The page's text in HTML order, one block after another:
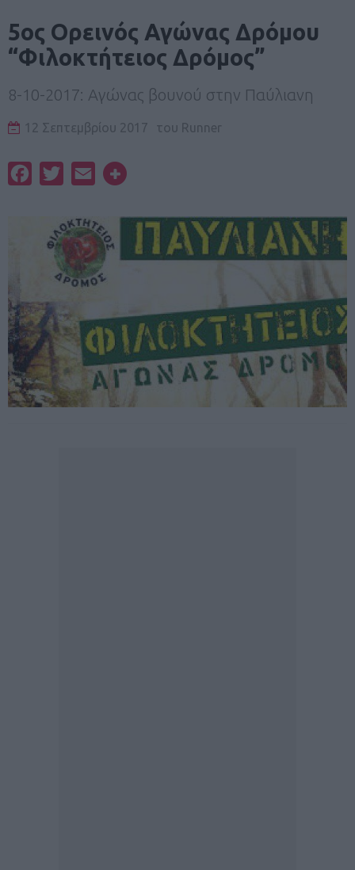
5ος Ορεινός Αγώνας Δρόμου
“Φιλοκτήτειος Δρόμος”
8-10-2017: Αγώνας βουνού στην Παύλιανη
12 Σεπτεμβρίου 2017 του Runner
FacebookTwitterEmail